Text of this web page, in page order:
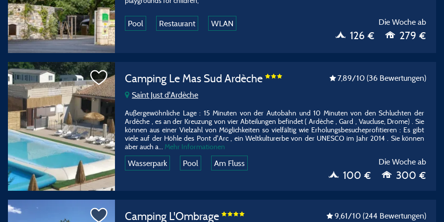
Pool Restaurant WLAN Die Woche ab
126 € 279 €
Camping Le Mas Sud Ardèche
Saint Just d'Ardèche
7,89/10 (36 Bewertungen)
Außergewöhnliche Lage : 15 Minuten von der Autobahn und 10 Minuten von den Schluchten der
Ardèche , es an der Kreuzung von vier Abteilungen befindet ( Ardèche , Gard , Vaucluse, Drome) . Sie
können aus einer Vielzahl von Möglichkeiten so vielfältig wie Erholungsbesucheprofitieren : Es gibt
viele auf der Höhle des Pont d'Arc , ein Weltkulturerbe von der UNESCO im Jahr 2014 . Sie können
aber auch a... Mehr Informationen
Wasserpark Pool Am Fluss Die Woche ab
100 € 300 €
Camping L'Ombrage 9,61/10 (244 Bewertungen)